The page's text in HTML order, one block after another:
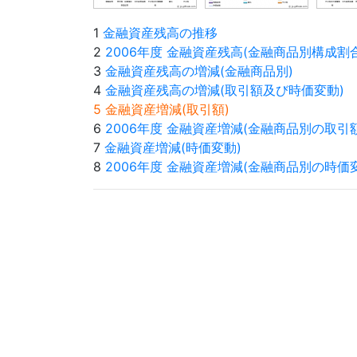
1 金融資産残高の推移
2 2006年度 金融資産残高(金融商品別構成割
3 金融資産残高の増減(金融商品別)
4 金融資産残高の増減(取引額及び時価変動)
5 金融資産増減(取引額)
6 2006年度 金融資産増減(金融商品別の取引
7 金融資産増減(時価変動)
8 2006年度 金融資産増減(金融商品別の時価